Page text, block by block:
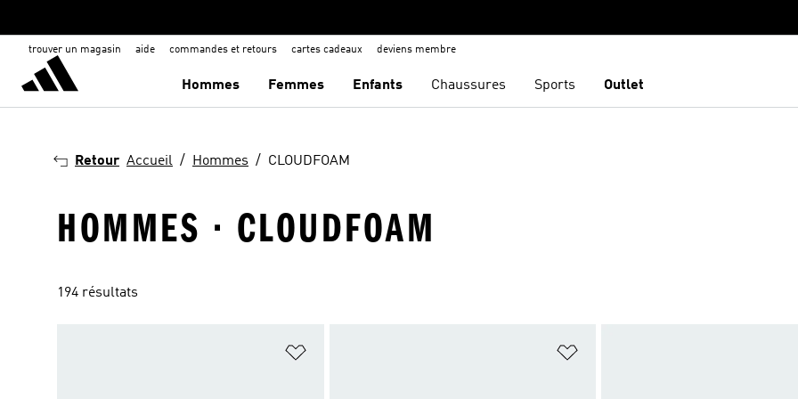
trouver un magasin aide commandes et retours cartes cadeaux deviens membre
Hommes Femmes Enfants Chaussures Sports Outlet
Retour Accueil Hommes CLOUDFOAM
HOMMES · CLOUDFOAM
194 résultats